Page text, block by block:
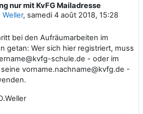
nur mit KvFG Mailadresse
, samedi 4 août 2018, 15:28
: 0
bei den Aufräumarbeiten im
getan: Wer sich hier registriert, muss
schule.de - oder im
seine vorname.nachname@kvfg.de -